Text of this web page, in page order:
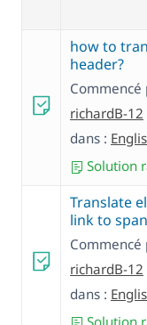
how to
header?
Commencé
richardB-12
dans :
Solution
Translate
link to
Commencé
richardB-12
dans :